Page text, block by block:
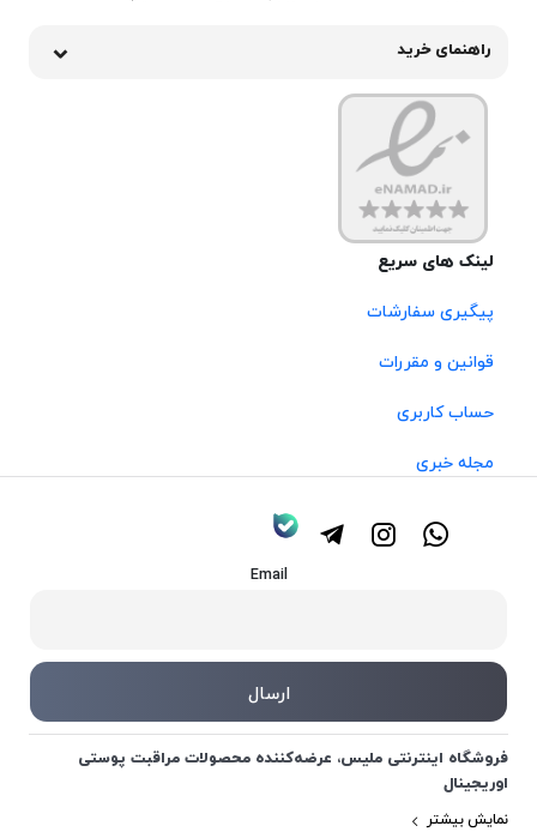
راهنمای خرید
لینک های سریع
پیگیری سفارشات
قوانین و مقررات
حساب کاربری
مجله خبری
Email
فروشگاه اینترنتی ملیس، عرضه‌کننده محصولات مراقبت پوستی
اوریجینال
نمایش بیشتر